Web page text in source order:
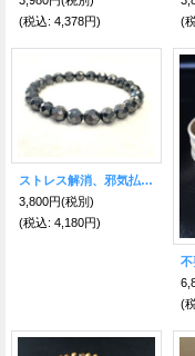
(税込: 4,378円)
(
ストレス解消、邪気払い♪ ヘマタイトブレス
3,800円(税別)
(税込: 4,180円)
(